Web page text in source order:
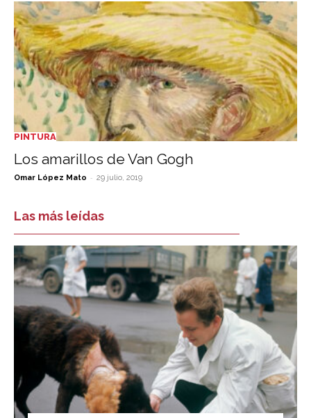
PINTURA
Los amarillos de Van Gogh
Omar López Mato - 29 julio, 2019
Las más leídas